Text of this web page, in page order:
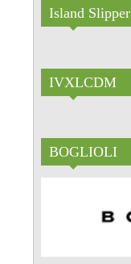
Island Slipper
IVXLCDM
BOGLIOLI